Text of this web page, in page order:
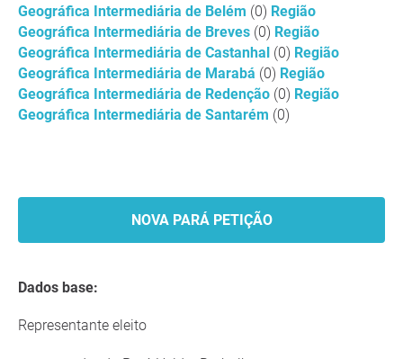
Geográfica Intermediária de Belém (0) Região
Geográfica Intermediária de Breves (0) Região
Geográfica Intermediária de Castanhal (0) Região
Geográfica Intermediária de Marabá (0) Região
Geográfica Intermediária de Redenção (0) Região
Geográfica Intermediária de Santarém (0)
NOVA PARÁ PETIÇÃO
Dados base:
Representante eleito